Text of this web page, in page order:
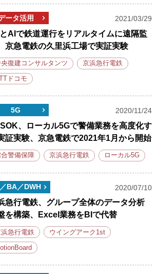
ータ活用 2021/03/29
AIで鉄道運行をリアルタイムに遠隔監
京急電鉄の久里浜工場で実証実験
復建コンサルタンツ 京浜急行電鉄
ドコモ
5G 2020/11/24
、ローカル5Gで警備業務を高度化す
証実験、京急電鉄で2021年1月から開始
警備保障 京浜急行電鉄 ローカル5G
BA／DWH 2020/07/10
急行電鉄、グループ全体のデータ分析
を構築、Excel業務をBIで代替
急行電鉄 ウイングアーク1st